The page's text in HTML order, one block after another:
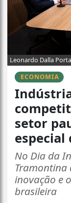
Leonardo Dalla Porta
ECONOMIA
setor
especial
No Dia da
Tramontina
inovação e
brasileira